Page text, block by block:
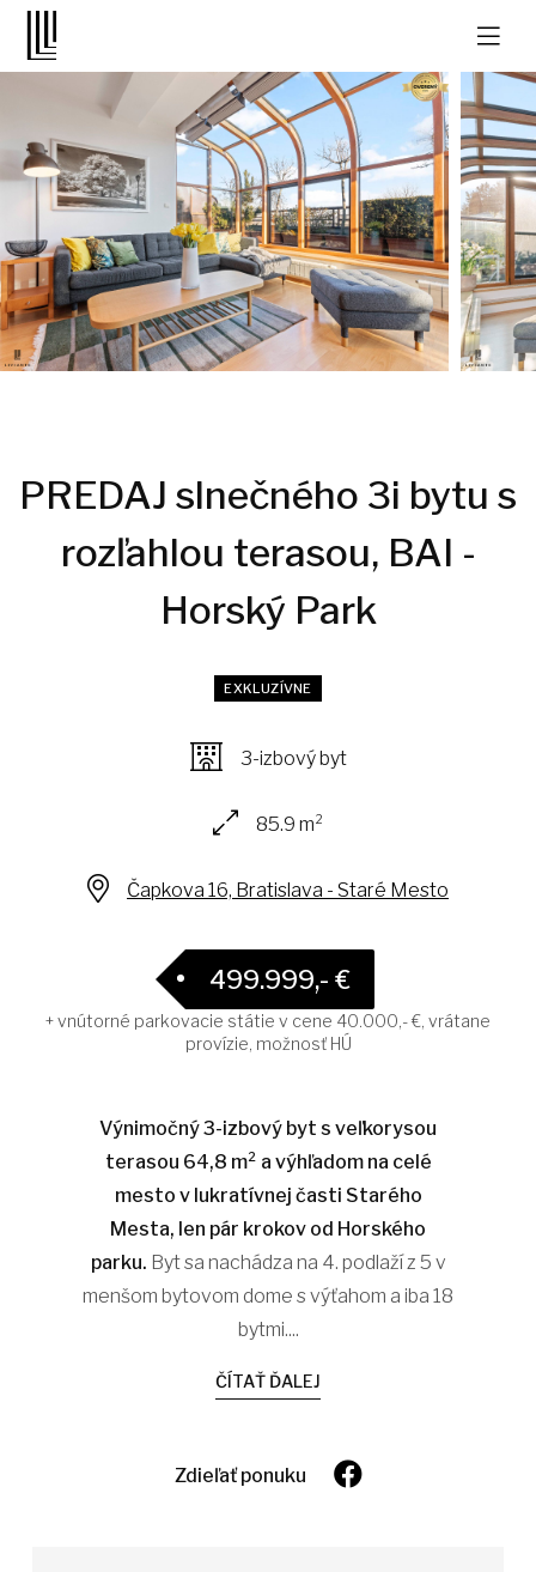
PREDAJ slnečného 3i bytu s
rozľahlou terasou, BAI -
Horský Park
EXKLUZÍVNE
3-izbový byt
85.9 m²
Čapkova 16, Bratislava - Staré Mesto
499.999,- €
+ vnútorné parkovacie státie v cene 40.000,- €, vrátane
provízie, možnosť HÚ
Výnimočný 3-izbový byt s veľkorysou
terasou 64,8 m² a výhľadom na celé
mesto v lukratívnej časti Starého
Mesta, len pár krokov od Horského
parku. Byt sa nachádza na 4. podlaží z 5 v
menšom bytovom dome s výťahom a iba 18
bytmi....
ČÍTAŤ ĎALEJ
Zdieľať ponuku